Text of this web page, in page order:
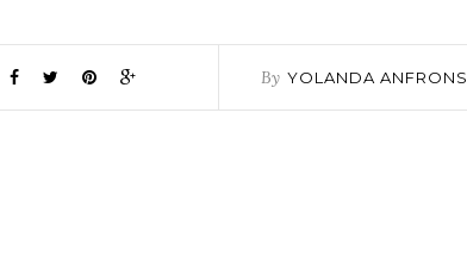
By YOLANDA ANFRONS